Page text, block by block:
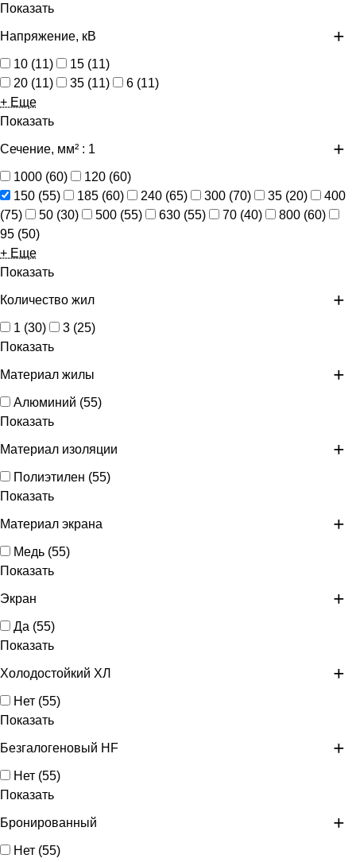
Показать
Напряжение, кВ
10 (11) 15 (11)
20 (11) 35 (11) 6 (11)
+ Еще
Показать
Сечение, мм² : 1
1000 (60) 120 (60)
150 (55) 185 (60) 240 (65) 300 (70) 35 (20)
400
(75) 50 (30) 500 (55) 630 (55) 70 (40) 800 (60)
95 (50)
+ Еще
Показать
Количество жил
1 (30) 3 (25)
Показать
Материал жилы
Алюминий (55)
Показать
Материал изоляции
Полиэтилен (55)
Показать
Материал экрана
Медь (55)
Показать
Экран
Да (55)
Показать
Холодостойкий ХЛ
Нет (55)
Показать
Безгалогеновый HF
Нет (55)
Показать
Бронированный
Нет (55)